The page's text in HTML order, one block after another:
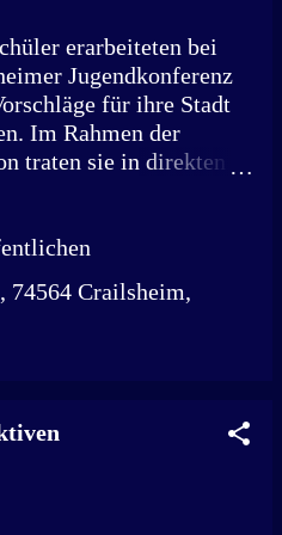
in Crailsheim
Darunter befanden
mit einer
von rund 15
Kinder und
expliziter Stellung.
soll der
Bilder in
von Mädchen unter 14
erarbeiteten bei
Jugendkonferenz
für ihre Stadt
Im Rahmen der
traten sie in direkten
und
in den Ratssaal, um
„Die demokratische
muss für ihre spätere
gestärkt werden“, sagt
Der Lehrer und
74564 Crailsheim,